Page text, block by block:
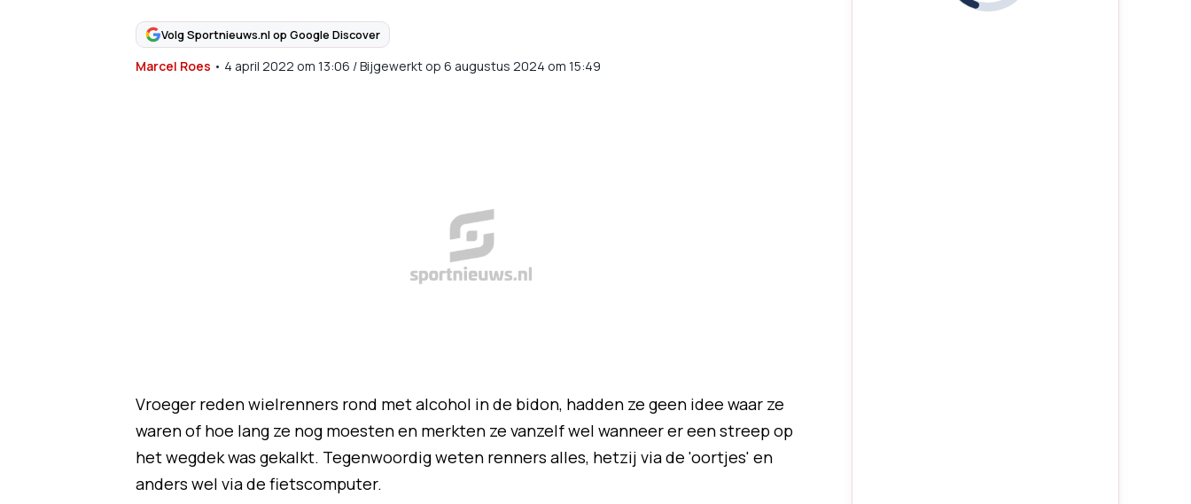
Volg Sportnieuws.nl op Google Discover
Marcel Roes • 4 april 2022 om 13:06 /Bijgewerkt op 6 augustus 2024 om 15:49
Vroeger reden wielrenners rond met alcohol in de bidon, hadden ze geen idee waar ze
waren of hoe lang ze nog moesten en merkten ze vanzelf wel wanneer er een streep op
het wegdek was gekalkt. Tegenwoordig weten renners alles, hetzij via de 'oortjes' en
anders wel via de fietscomputer.